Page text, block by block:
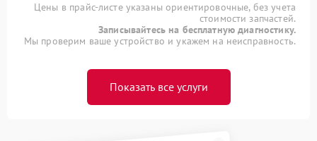
Цены в прайс-листе указаны ориентировочные, без учета
стоимости запчастей.
Записывайтесь на бесплатную диагностику.
Мы проверим ваше устройство и укажем на неисправность.
Показать все услуги